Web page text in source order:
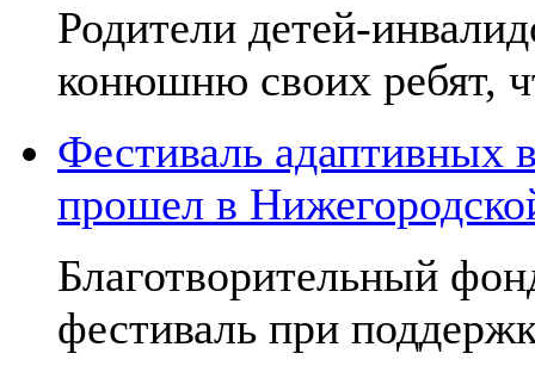
Родители детей-
конюшню своих ребят,
Фестиваль адаптивных
прошел в
Благотворительный
фестиваль при